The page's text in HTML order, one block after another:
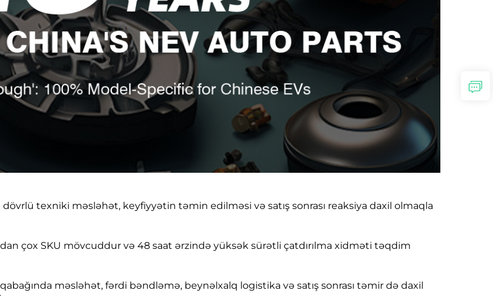
dövrlü texniki məsləhət, keyfiyyətin təmin edilməsi və satış sonrası reaksiya daxil olmaqla
çox SKU mövcuddur və 48 saat ərzində yüksək sürətli çatdırılma xidməti təqdim
məsləhət, fərdi bəndləmə, beynəlxalq logistika və satış sonrası təmir də daxil